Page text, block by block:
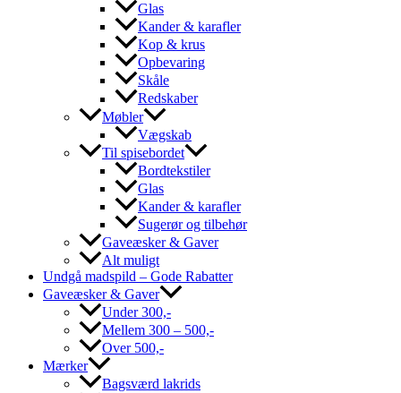
Glas
Kander & karafler
Kop & krus
Opbevaring
Skåle
Redskaber
Møbler
Vægskab
Til spisebordet
Bordtekstiler
Glas
Kander & karafler
Sugerør og tilbehør
Gaveæsker & Gaver
Alt muligt
Undgå madspild – Gode Rabatter
Gaveæsker & Gaver
Under 300,-
Mellem 300 – 500,-
Over 500,-
Mærker
Bagsværd lakrids